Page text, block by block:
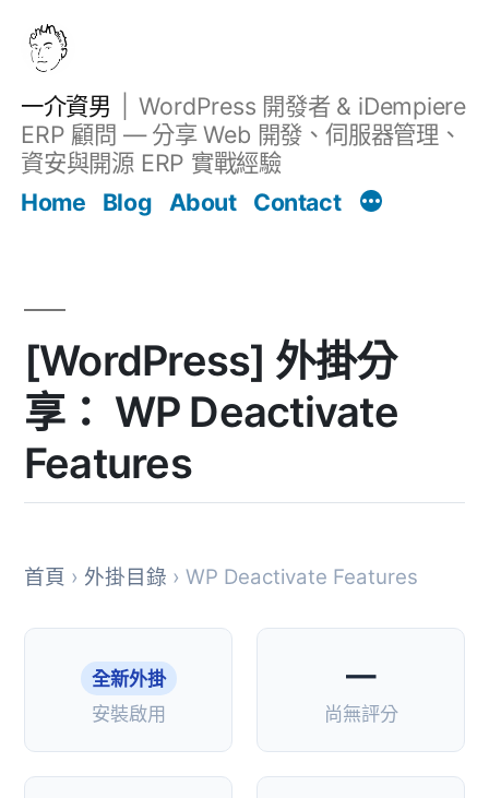
一介資男
WordPress 開發者 & iDempiere
ERP 顧問 — 分享 Web 開發、伺服器管理、
資安與開源 ERP 實戰經驗
Home
Blog About Contact
[WordPress] 外掛分
享： WP Deactivate
Features
首頁 › 外掛目錄 › WP Deactivate Features
全新外掛
安裝啟用
—
尚無評分
文章 Filter